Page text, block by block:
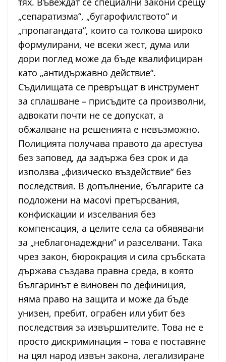
„сепаратизма“, „бугарофилството“ и
„пропагандата“, които са толкова широко
формулирани, че всеки жест, дума или
дори поглед може да бъде квалифициран
като „антидържавно действие“.
Съдилищата се превръщат в инструмент
за сплашване – присъдите са произволни,
адвокати почти не се допускат, а
обжалване на решенията е невъзможно.
Полицията получава правото да арестува
без заповед, да задържа без срок и да
използва „физическо въздействие“ без
последствия. В допълнение, българите са
подложени на масovi претърсвания,
конфискации и изселвания без
компенсация, а целите села са обявявани
за „неблагонадеждни“ и разселвани. Така
чрез закон, бюрокрация и сила сръбската
държава създава правна среда, в която
българинът е виновен по дефиниция,
няма право на защита и може да бъде
унизен, пребит, ограбен или убит без
последствия за извършителите. Това не е
просто дискриминация – това е поставяне
на цял народ извън закона, легализиране